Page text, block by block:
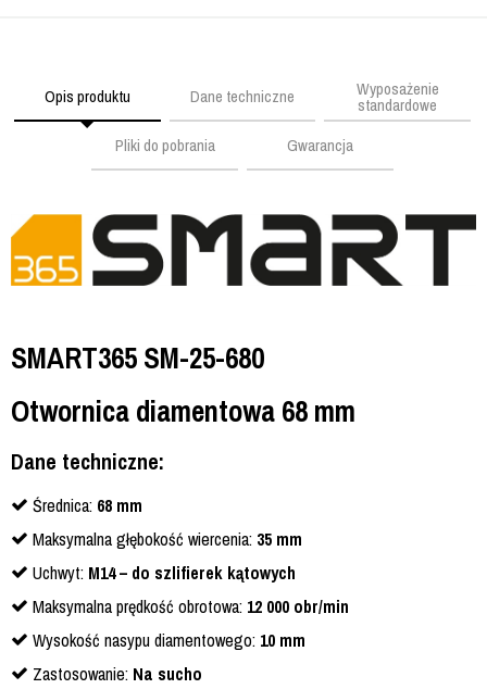
Opis produktu Dane techniczne Wyposażenie
standardowe
Pliki do pobrania
Gwarancja
SMART365 SM-25-680
Otwornica diamentowa 68 mm
Dane techniczne:
Średnica: 68 mm
Maksymalna głębokość wiercenia: 35 mm
Uchwyt: M14 – do szlifierek kątowych
Maksymalna prędkość obrotowa: 12 000 obr/min
Wysokość nasypu diamentowego: 10 mm
Zastosowanie: Na sucho